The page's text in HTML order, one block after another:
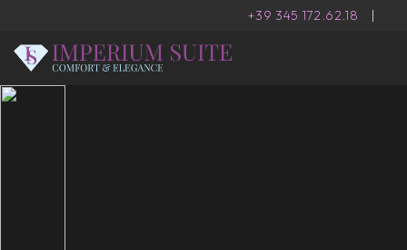
+39 345 172.62.18 |